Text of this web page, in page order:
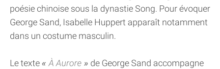
poésie chinoise sous la dynastie Song. Pour évoquer
George Sand, Isabelle Huppert apparaît notamment
dans un costume masculin.
Le texte À Aurore
de George Sand accompagne